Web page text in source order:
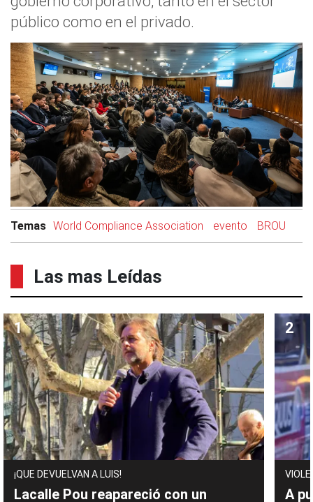
público como en el privado.
Temas World Compliance Association evento BROU
Las mas Leídas
¡QUE DEVUELVAN A LUIS!
Lacalle Pou reapareció con un A